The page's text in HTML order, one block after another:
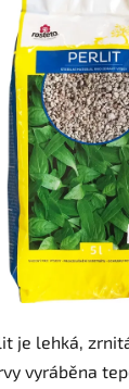
je lehká,
vyráběna